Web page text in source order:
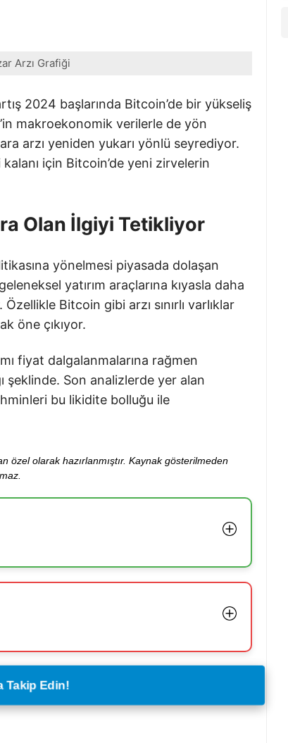
Arzı Grafiği
2024 başlarında Bitcoin’de bir yükseliş
makroekonomik verilerle de yön
arzı yeniden yukarı yönlü seyrediyor.
için Bitcoin’de yeni zirvelerin
Olan İlgiyi Tetikliyor
yönelmesi piyasada dolaşan
yatırım araçlarına kıyasla daha
Bitcoin gibi arzı sınırlı varlıklar
öne çıkıyor.
fiyat dalgalanmalarına rağmen
şeklinde. Son analizlerde yer alan
bu likidite bolluğu ile
özel olarak hazırlanmıştır. Kaynak gösterilmeden
Takip Edin!